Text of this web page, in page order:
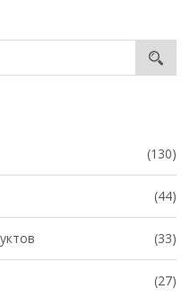
(130)
(44)
(33)
(27)